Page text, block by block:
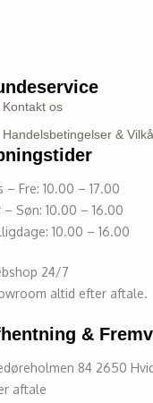
Kontakt os
Handelsbetingelser &
– Fre: 10.00 – 17.00
– Søn: 10.00 – 16.00
10.00 – 16.00
24/7
altid efter aftale.
&
84 2650
aftale